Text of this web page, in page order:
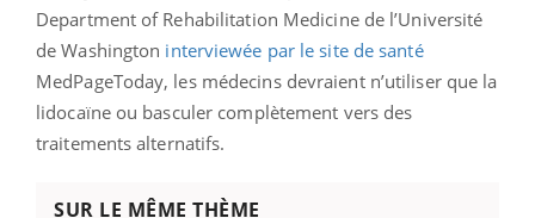
Department of Rehabilitation Medicine de l’Université
de Washington interviewée par le site de santé
MedPageToday, les médecins devraient n’utiliser que la
lidocaïne ou basculer complètement vers des
traitements alternatifs.
SUR LE MÊME THÈME